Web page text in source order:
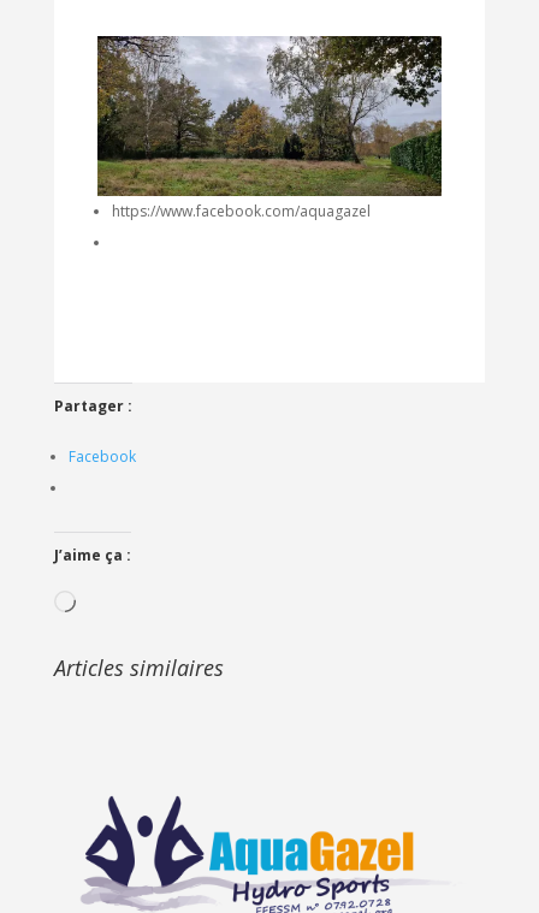
https://www.facebook.com/aquagazel
Partager :
Facebook
J’aime ça :
Chargement…
Articles similaires